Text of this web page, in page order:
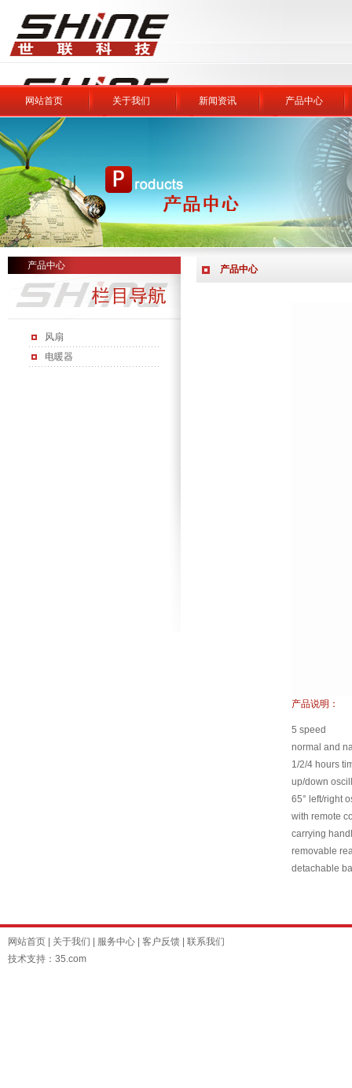
网站首页 关于我们 新闻资讯 产品中心
产品中心
风扇
电暖器
产品中心
产品说明：
5 speed
normal and
1/2/4 hours
up/down
65° left/right
with remote
carrying
removable
detachable
网站首页 关于我们 服务中心 客户反馈
联系我们
技术支持：35.com